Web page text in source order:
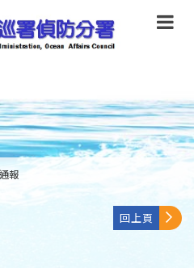
報
回上頁